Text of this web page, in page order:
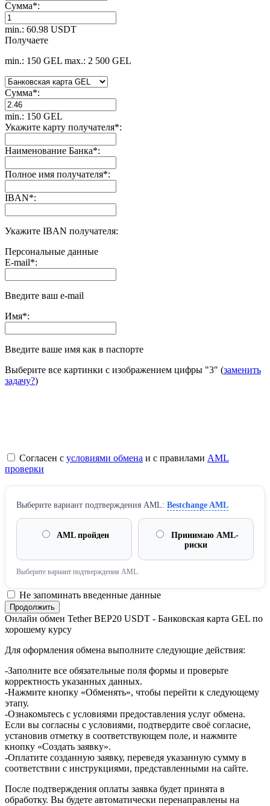
Сумма*:
min.: 60.98 USDT
Получаете
min.: 150 GEL max.: 2 500 GEL
Сумма*:
min.: 150 GEL
Укажите карту получателя*:
Наименование Банка*:
Полное имя получателя*:
IBAN*:
Укажите IBAN получателя:
Персональные данные
E-mail*:
Введите ваш e-mail
Имя*:
Введите ваше имя как в паспорте
Выберите все картинки с изображением цифры "3" (заменить
задачу?)
Согласен с условиями обмена и с правилами AML
проверки
Выберите вариант подтверждения AML: Bestchange AML
AML пройден
Принимаю AML-
риски
Выберите вариант подтверждения AML.
Не запоминать введенные данные
Онлайн обмен Tether BEP20 USDT - Банковская карта GEL по
хорошему курсу
Для оформления обмена выполните следующие действия:
-Заполните все обязательные поля формы и проверьте
корректность указанных данных.
-Нажмите кнопку «Обменять», чтобы перейти к следующему
этапу.
-Ознакомьтесь с условиями предоставления услуг обмена.
Если вы согласны с условиями, подтвердите своё согласие,
установив отметку в соответствующем поле, и нажмите
кнопку «Создать заявку».
-Оплатите созданную заявку, переведя указанную сумму в
соответствии с инструкциями, представленными на сайте.
После подтверждения оплаты заявка будет принята в
обработку. Вы будете автоматически перенаправлены на